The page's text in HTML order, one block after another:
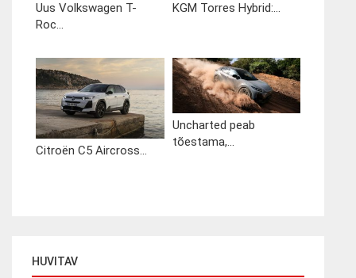
Uus Volkswagen T-
Roc...
KGM Torres Hybrid:...
Citroën C5 Aircross...
Uncharted peab
tõestama,...
HUVITAV